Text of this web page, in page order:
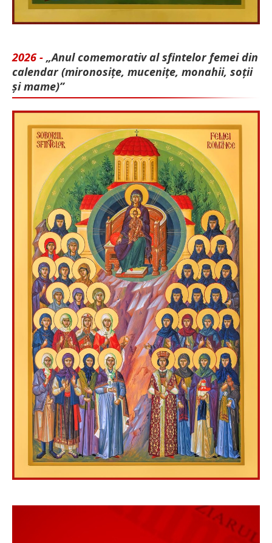
2026 - „Anul comemorativ al sfintelor femei din
calendar (mironosițe, mu­cenițe, monahii, soții
și mame)”